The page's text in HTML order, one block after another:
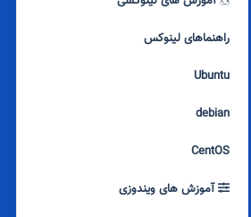
راهنماهای لینوکس
Ubuntu
debian
CentOS
آموزش های ویندوزی